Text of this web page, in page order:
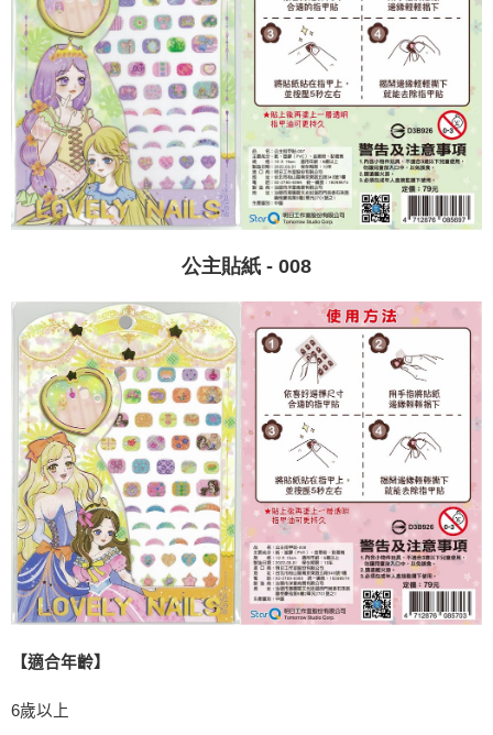
公主貼紙 - 008
【適合年齡】
6歲以上